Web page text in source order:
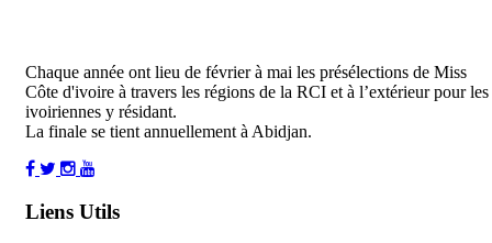
Chaque année ont lieu de février à mai les présélections de Miss
Côte d'ivoire à travers les régions de la RCI et à l’extérieur pour les
ivoiriennes y résidant.
La finale se tient annuellement à Abidjan.
Liens Utils